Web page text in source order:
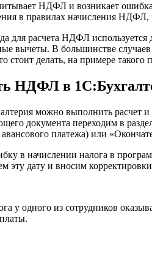
НДФЛ и возникает
в правилах начисления НДФЛ,
для расчета НДФЛ
вычеты. В большинстве
стоит делать, на примере такого
НДФЛ в
можно выполнить расчет
документа переходим в
платежа) или
в начислении налога в
эту дату и вносим
у одного из сотрудников